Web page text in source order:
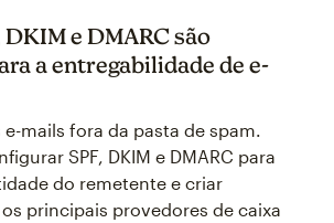
DKIM e DMARC são
a entregabilidade de e-
mails fora da pasta de spam.
SPF, DKIM e DMARC para
do remetente e criar
principais provedores de caixa